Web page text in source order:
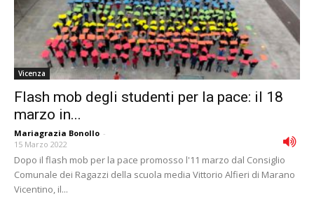
Vicenza
Flash mob degli studenti per la pace: il 18
marzo in...
Mariagrazia Bonollo -
15 Marzo 2022
Dopo il flash mob per la pace promosso l'11 marzo dal Consiglio
Comunale dei Ragazzi della scuola media Vittorio Alfieri di Marano
Vicentino, il...